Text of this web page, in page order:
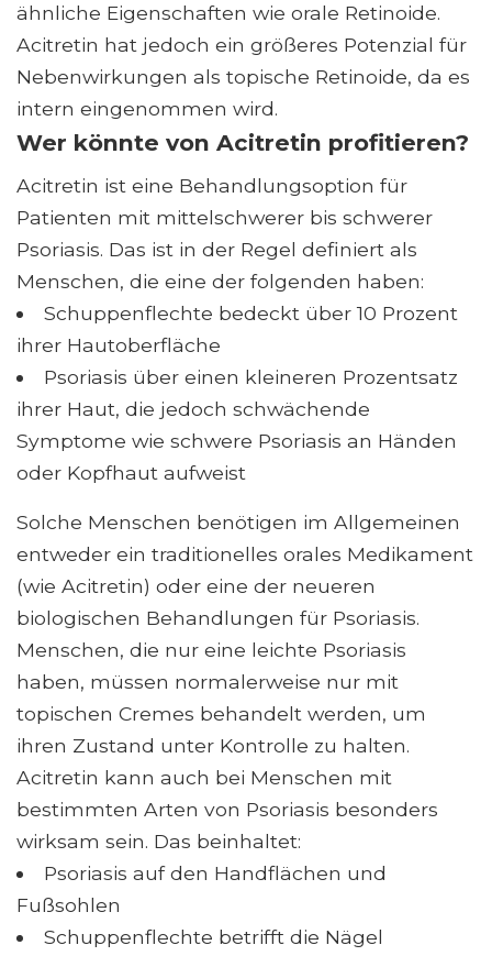
ähnliche Eigenschaften wie orale Retinoide.
Acitretin hat jedoch ein größeres Potenzial für
Nebenwirkungen als topische Retinoide, da es
intern eingenommen wird.
Wer könnte von Acitretin profitieren?
Acitretin ist eine Behandlungsoption für
Patienten mit mittelschwerer bis schwerer
Psoriasis. Das ist in der Regel definiert als
Menschen, die eine der folgenden haben:
Schuppenflechte bedeckt über 10 Prozent
ihrer Hautoberfläche
Psoriasis über einen kleineren Prozentsatz
ihrer Haut, die jedoch schwächende
Symptome wie schwere Psoriasis an Händen
oder Kopfhaut aufweist
Solche Menschen benötigen im Allgemeinen
entweder ein traditionelles orales Medikament
(wie Acitretin) oder eine der neueren
biologischen Behandlungen für Psoriasis.
Menschen, die nur eine leichte Psoriasis
haben, müssen normalerweise nur mit
topischen Cremes behandelt werden, um
ihren Zustand unter Kontrolle zu halten.
Acitretin kann auch bei Menschen mit
bestimmten Arten von Psoriasis besonders
wirksam sein. Das beinhaltet:
Psoriasis auf den Handflächen und
Fußsohlen
Schuppenflechte betrifft die Nägel